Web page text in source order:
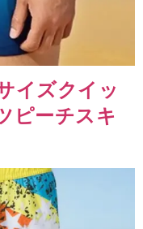
イズクイッ
ピーチスキ